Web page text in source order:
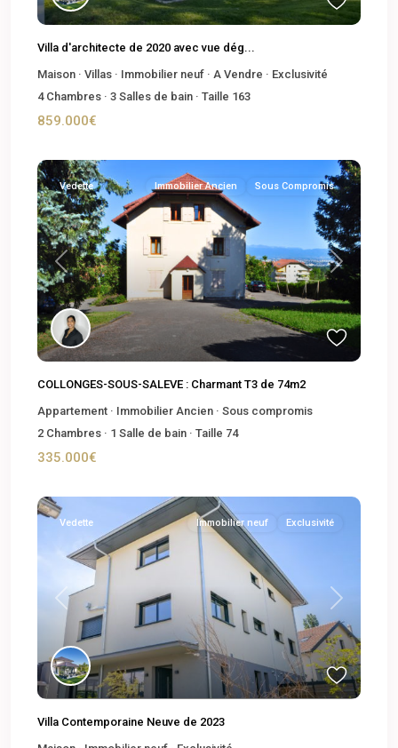
Villa d'architecte de 2020 avec vue dég...
Maison · Villas · Immobilier neuf · A Vendre · Exclusivité
4Chambres · 3 Salles de bain · Taille 163
859.000€
Previous Next
Vedette Immobilier Ancien Sous Compromis
COLLONGES-SOUS-SALEVE : Charmant T3 de 74m2
Appartement · Immobilier Ancien · Sous compromis
2 Chambres · 1 Salle de bain · Taille 74
335.000€
Previous Next
Vedette Immobilier neuf Exclusivité
Villa Contemporaine Neuve de 2023